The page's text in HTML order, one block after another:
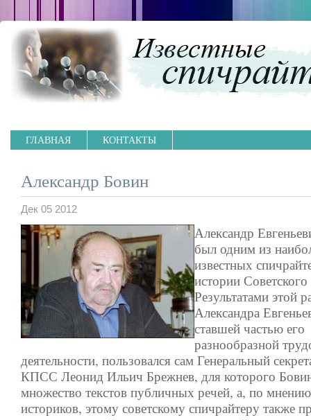
ГЛАВНАЯ КОНТАКТЫ
Александр Бовин
Дек 05 2012
Александр
был одним из
известных
истории
Результатами этой
Александра
ставшей частью его
разнообразной
деятельности, пользовался сам Генеральный
КПСС Леонид Ильич Брежнев, для которого
множество текстов публичных речей, а, по
историков, этому советскому спичрайтеру также